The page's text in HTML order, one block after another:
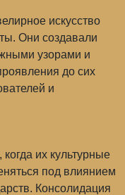
искусство
Они создавали
узорами и
до сих
и
их культурные
под влиянием
Консолидация